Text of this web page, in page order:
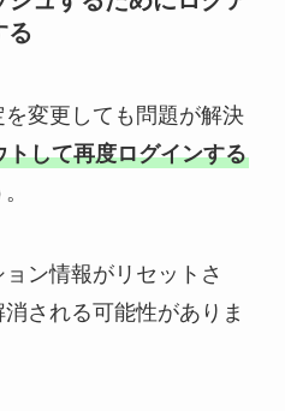
る
変更しても問題が解決
トして再度ログインする
ン情報がリセットさ
される可能性がありま